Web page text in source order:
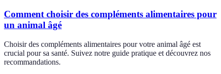
Comment choisir des compléments alimentaires pour
un animal âgé
Choisir des compléments alimentaires pour votre animal âgé est
crucial pour sa santé. Suivez notre guide pratique et découvrez nos
recommandations.